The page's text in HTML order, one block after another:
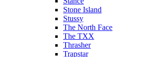
Stone Island
Stussy
The North Face
The TXX
Thrasher
Trapstar